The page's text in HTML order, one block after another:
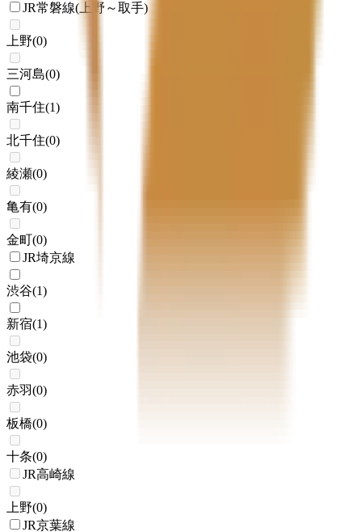
JR常磐線(上野～取手)
上野(0)
三河島(0)
南千住(1)
北千住(0)
綾瀬(0)
亀有(0)
金町(0)
JR埼京線
渋谷(1)
新宿(1)
池袋(0)
赤羽(0)
板橋(0)
十条(0)
JR高崎線
上野(0)
JR京葉線